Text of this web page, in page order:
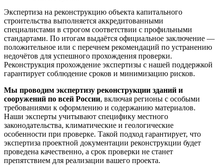
Экспертиза на реконструкцию объекта капитального
строительства выполняется аккредитованными
специалистами в строгом соответствии с профильными
стандартами. По итогам выдаётся официальное заключение —
положительное или с перечнем рекомендаций по устранению
недочётов для успешного прохождения проверки.
Реконструкция прохождение экспертизы с нашей поддержкой
гарантирует соблюдение сроков и минимизацию рисков.
Мы проводим экспертизу реконструкции зданий и
сооружений по всей России, включая регионы с особыми
требованиями к оформлению и содержанию материалов.
Наши эксперты учитывают специфику местного
законодательства, климатические и геологические
особенности при проверке. Такой подход гарантирует, что
экспертиза проектной документации реконструкции будет
проведена качественно, а срок проверки не станет
препятствием для реализации вашего проекта.